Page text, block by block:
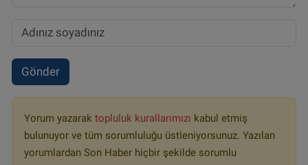
Gönder
Yorum yazarak topluluk kurallarımızı kabul etmiş
bulunuyor ve tüm sorumluluğu üstleniyorsunuz. Yazılan
yorumlardan Son Haber hiçbir şekilde sorumlu